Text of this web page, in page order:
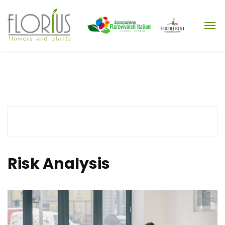
Risk Analysis